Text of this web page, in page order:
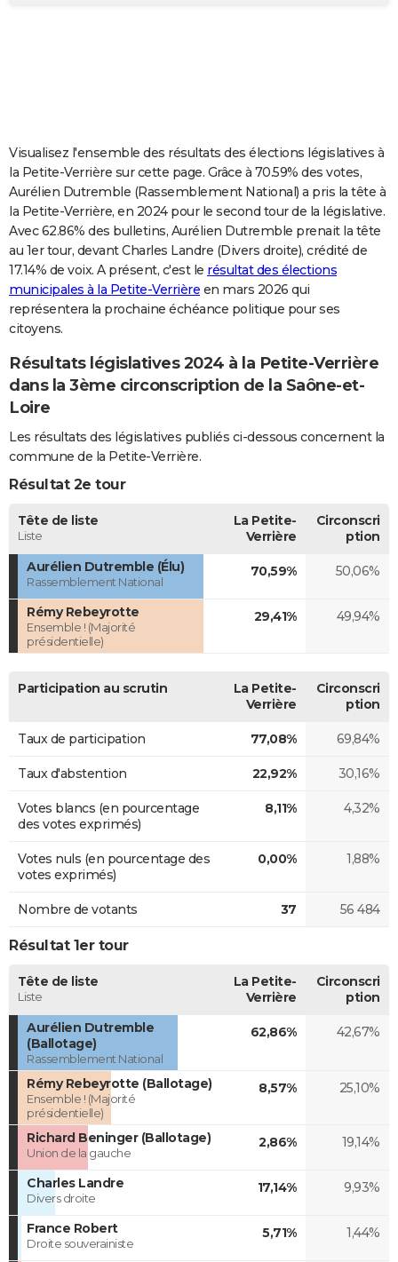
Carte de Noël
Carte Bonne année
Carte Saint-Valentin
Carte Pâques
Carte d'anniversaire
DICTIONNAIRE
Dictionnaire
Biographies
Citations
Expressions
Proverbes
COPAINS D'AVANT
S'inscrire
Se connecter
Lycées
Collèges
Primaires
Universités
Entreprises
Service militaire
Avis de recherche
AVIS DE DÉCÈS
FORUM
Visualisez l'ensemble des résultats des élections législatives à
la Petite-Verrière sur cette page. Grâce à 70.59% des votes,
Aurélien Dutremble (Rassemblement National) a pris la tête à
la Petite-Verrière, en 2024 pour le second tour de la législative.
Avec 62.86% des bulletins, Aurélien Dutremble prenait la tête
au 1er tour, devant Charles Landre (Divers droite), crédité de
17.14% de voix. A présent, c'est le résultat des élections
municipales à la Petite-Verrière en mars 2026 qui
représentera la prochaine échéance politique pour ses
citoyens.
Résultats législatives 2024 à la Petite-Verrière
dans la 3ème circonscription de la Saône-et-
Loire
Les résultats des législatives publiés ci-dessous concernent la
commune de la Petite-Verrière.
Résultat 2e tour
Tête de liste
Liste
La Petite-
Verrière
Circonscri
ption
Aurélien Dutremble (Élu)
Rassemblement National
70,59% 50,06%
Rémy Rebeyrotte
Ensemble ! (Majorité
présidentielle)
29,41% 49,94%
Participation au scrutin
La Petite-
Verrière
Circonscri
ption
Taux de participation 77,08% 69,84%
Taux d'abstention 22,92% 30,16%
Votes blancs (en pourcentage
des votes exprimés)
8,11% 4,32%
Votes nuls (en pourcentage des
votes exprimés)
0,00% 1,88%
Nombre de votants 37 56 484
Résultat 1er tour
Tête de liste
Liste
La Petite-
Verrière
Circonscri
ption
Aurélien Dutremble
(Ballotage)
Rassemblement National
62,86% 42,67%
Rémy Rebeyrotte (Ballotage)
Ensemble ! (Majorité
présidentielle)
8,57% 25,10%
Richard Beninger (Ballotage)
Union de la gauche
2,86% 19,14%
Charles Landre
Divers droite
17,14% 9,93%
France Robert
Droite souverainiste
5,71% 1,44%